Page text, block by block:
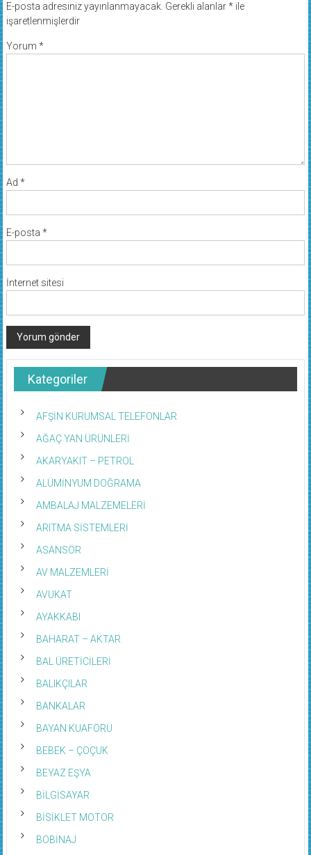
E-posta adresiniz yayınlanmayacak. Gerekli alanlar*ile
işaretlenmişlerdir
Yorum *
Ad *
E-posta *
İnternet sitesi
Kategoriler
AFŞİN KURUMSAL TELEFONLAR
AĞAÇ YAN ÜRÜNLERİ
AKARYAKIT – PETROL
ALÜMİNYUM DOĞRAMA
AMBALAJ MALZEMELERİ
ARITMA SİSTEMLERİ
ASANSÖR
AV MALZEMLERİ
AVUKAT
AYAKKABI
BAHARAT – AKTAR
BAL ÜRETİCİLERİ
BALIKÇILAR
BANKALAR
BAYAN KUAFÖRÜ
BEBEK – ÇOÇUK
BEYAZ EŞYA
BİLGİSAYAR
BİSİKLET MOTOR
BOBİNAJ